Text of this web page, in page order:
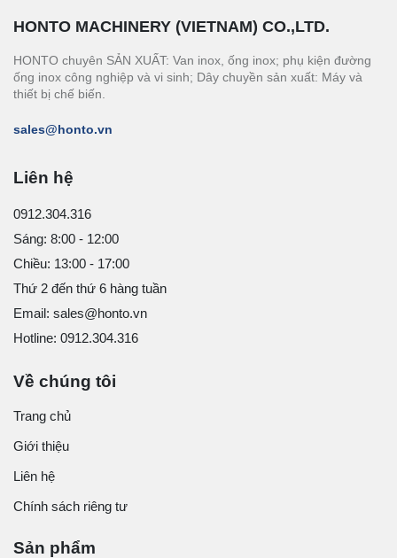
HONTO MACHINERY (VIETNAM) CO.,LTD.
HONTO chuyên SẢN XUẤT: Van inox, ống inox; phụ kiện đường
ống inox công nghiệp và vi sinh; Dây chuyền sản xuất: Máy và
thiết bị chế biến.
sales@honto.vn
Liên hệ
0912.304.316
Sáng: 8:00 - 12:00
Chiều: 13:00 - 17:00
Thứ 2 đến thứ 6 hàng tuần
Email: sales@honto.vn
Hotline: 0912.304.316
Về chúng tôi
Trang chủ
Giới thiệu
Liên hệ
Chính sách riêng tư
Sản phẩm